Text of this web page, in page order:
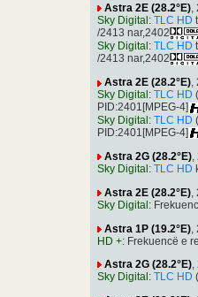
Astra 2E (28.2°E),
Sky Digital : TLC HD
/2413 nar,2402
Sky Digital : TLC HD
/2413 nar,2402
Astra 2E (28.2°E),
Sky Digital : TLC HD
PID:2401[MPEG-4]
Sky Digital : TLC HD
PID:2401[MPEG-4]
Astra 2G (28.2°E),
Sky Digital : TLC HD
Astra 2E (28.2°E)
Sky Digital:
Astra 1P (19.2°E)
HD +: Frekuencë e
Astra 2G (28.2°E),
Sky Digital: TLC HD